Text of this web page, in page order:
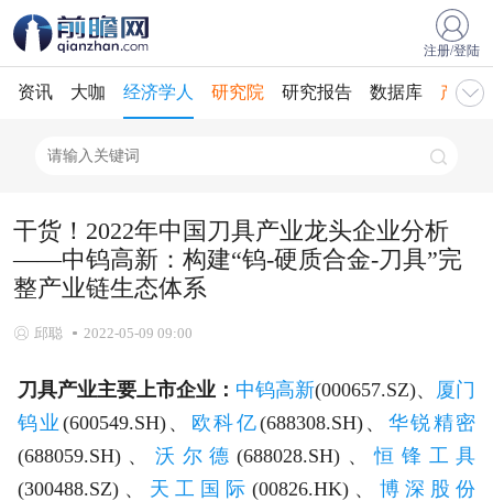
注册/登陆
资讯 大咖 经济学人 研究院 研究报告 数据库 产业
干货！2022年中国刀具产业龙头企业分析
——中钨高新：构建“钨-硬质合金-刀具”完
整产业链生态体系
邱聪 2022-05-09 09:00
刀具产业主要上市企业： 中钨高新(000657.SZ)、 厦门
钨业 (600549.SH)、 欧科亿(688308.SH)、 华锐精密
(688059.SH)、 沃尔德(688028.SH)、恒锋工具
(300488.SZ)、 天工国际 (00826.HK)、 博深股份